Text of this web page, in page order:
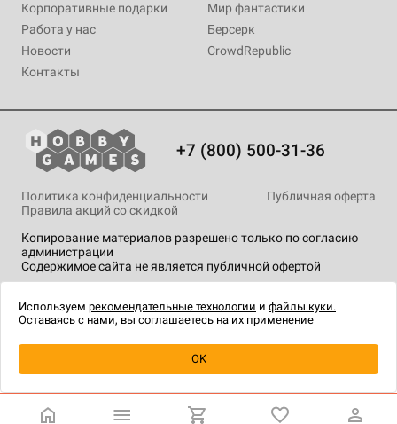
Уведомить о наличии
Корпоративные подарки
Работа у нас
Новости
Контакты
Мир фантастики
Берсерк
CrowdRepublic
+7 (800) 500-31-36
Копирование материалов разрешено только по согласию
администрации
Содержимое сайта не является публичной офертой
Политика конфиденциальности
Публичная оферта
Правила акций со скидкой
технологии.
Используем рекомендательные технологии и файлы куки.
Оставаясь с нами, вы соглашаетесь на их применение
OK